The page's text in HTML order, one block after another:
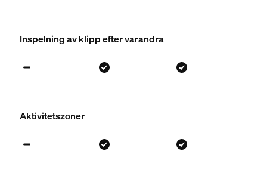
Inspelning av klipp efter varandra
Aktivitetszoner